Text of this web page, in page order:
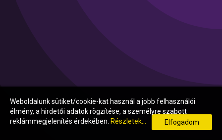
Weboldalunk sütiket/cookie-kat használ a jobb felhasználói
élmény, a hirdetői adatok rögzítése, a személyre szabott
reklámmegjelenítés érdekében. Részletek... Elfogadom